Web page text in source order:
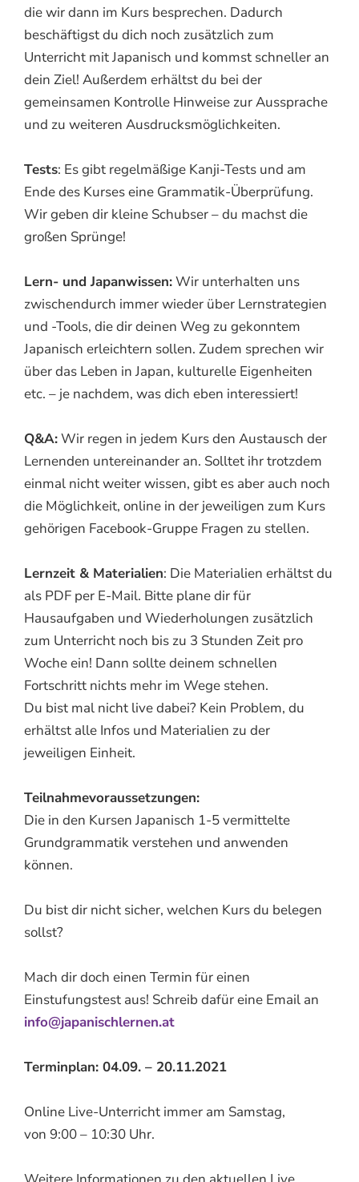
die wir dann im Kurs besprechen. Dadurch
beschäftigst du dich noch zusätzlich zum
Unterricht mit Japanisch und kommst schneller an
dein Ziel! Außerdem erhältst du bei der
gemeinsamen Kontrolle Hinweise zur Aussprache
und zu weiteren Ausdrucksmöglichkeiten.
Tests: Es gibt regelmäßige Kanji-Tests und am
Ende des Kurses eine Grammatik-Überprüfung.
Wir geben dir kleine Schubser – du machst die
großen Sprünge!
Lern- und Japanwissen:Wir unterhalten uns
zwischendurch immer wieder über Lernstrategien
und -Tools, die dir deinen Weg zu gekonntem
Japanisch erleichtern sollen. Zudem sprechen wir
über das Leben in Japan, kulturelle Eigenheiten
etc. – je nachdem, was dich eben interessiert!
Q&A:Wir regen in jedem Kurs den Austausch der
Lernenden untereinander an. Solltet ihr trotzdem
einmal nicht weiter wissen, gibt es aber auch noch
die Möglichkeit, online in der jeweiligen zum Kurs
gehörigen Facebook-Gruppe Fragen zu stellen.
Lernzeit & Materialien: Die Materialien erhältst du
als PDF per E-Mail. Bitte plane dir für
Hausaufgaben und Wiederholungen zusätzlich
zum Unterricht noch bis zu 3 Stunden Zeit pro
Woche ein! Dann sollte deinem schnellen
Fortschritt nichts mehr im Wege stehen.
Du bist mal nicht live dabei? Kein Problem, du
erhältst alle Infos und Materialien zu der
jeweiligen Einheit.
Teilnahmevoraussetzungen:
Die in den Kursen Japanisch 1-5 vermittelte
Grundgrammatik verstehen und anwenden
können.
Du bist dir nicht sicher, welchen Kurs du belegen
sollst?
Mach dir doch einen Termin für einen
Einstufungstest aus! Schreib dafür eine Email an
info@japanischlernen.at
Terminplan: 04.09. – 20.11.2021
Online Live-Unterricht immer am Samstag,
von 9:00 – 10:30 Uhr.